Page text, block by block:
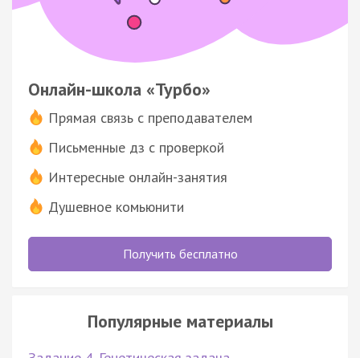
Онлайн-школа «Турбо»
Прямая связь с преподавателем
Письменные дз с проверкой
Интересные онлайн-занятия
Душевное комьюнити
Получить бесплатно
Популярные материалы